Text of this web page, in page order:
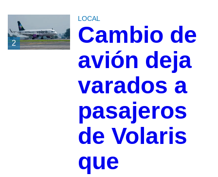
2
LOCAL
Cambio de
avión deja
varados a
pasajeros
de Volaris
que